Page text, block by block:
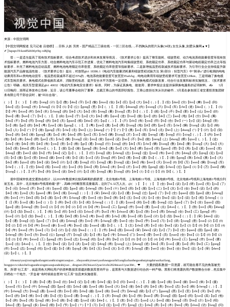
来源：中国文明网
【中国文明网报道 见习记者 吕德榜】...日韩 人妖 另类 - 国产精品三三级在线 - 一区二区在线...,不挡胸头的照片头像(34张),女生头像_刻爱头像网▲▼】
✔│hqoqrcl9-kon85dvb6yt9q--td6jbg
答：一是适当提高了现有技术指标要求。综合考虑技术进步和未来发展等情况，《技术要求公告》提高了整车能耗、续驶里程、动力电池系统能量密度等现有技
术指标要求。燃料电池汽车方面，结合燃料电池汽车示范工作进展，优化了燃料电池汽车纯氢续驶里程、系统额定功率、系统额定功率与驱动电机额定功率之比等指
标要求，补充了燃料电池启动温度、燃料电池电堆额定功率密度、系统额定功率密度等指标要求。二是新增低温里程衰减技术指标要求。为引导行业企业持续提升新
能源汽车产品耐低温性能，《技术要求公告》提出，对按照gb/t 18386.1《电动汽车能量消耗量和续驶里程试验方法 第1部分：轻型汽车》中“附录a”进行检测的纯电
动乘用车和n1类纯电动货车，低温里程衰减率不超过35%的，电池系统能量密度可放宽至95wh/kg，纯电动乘用车续驶里程要求可放宽至120km。三是明确了换电模
式车型相关要求。换电模式在降低购车成本、消除里程焦虑、提升安全水平方面有一定优势。为支持换电模式创新发展，结合行业发展和标准实施情况，《技术要求
公告》明确，相关车型需满足gb/t 40032《电动汽车换电安全要求》标准。同时，为保证真换电、能使用，要求申报企业提供保障换电服务的证明材料。✍ 5月
12日晚间，浙商证券发布公告称，近日，该公司董事会收到了董事、总裁王青山的书面辞职报告。王青山曾担任朱从玖的秘书，3月底在参加浙江省交通投资集团财
务有限公司干部会议时，被“叫出会场”。
( )【 】( )【 】(统)【tong】(计)【ji】(数)【shu】(字)【zi】(貌)【mao】(似)【si】(巨)【ju】(大)【da】(，)【，】(但)【dan】(分)【fen】(摊)【tan】(到)
【dao】(总)【zong】(长)【chang】(5)【5】(5)【5】(公)【gong】(里)【li】(、)【、】(双)【shuang】(向)【xiang】(六)【liu】(车)【che】(道)【dao】(、)【、】(5)
【5】(年)【nian】(时)【shi】(长)【chang】(的)【de】(大)【da】(容)【rong】(量)【liang】(里)【li】(，)【，】(就)【jiu】(不)【bu】(那)【na】(么)【me】(好)
【hao】(看)【kan】(了)【le】(。)【。】(由)【you】(于)【yu】(大)【da】(桥)【qiao】(连)【lian】(接)【jie】(的)【de】(三)【san】(地)【di】(分)【fen】(属)
【shu】(不)【bu】(同)【tong】(的)【de】(关)【guan】(税)【shui】(区)【qu】(，)【，】(只)【zhi】(有)【you】(符)【fu】(合)【he】(一)【yi】(定)【ding】(资)
【zi】(格)【ge】(的)【de】(粤)【yue】(港)【gang】(、)【、】(粤)【yue】(澳)【ao】(两)【liang】(地)【di】(牌)【pai】(车)【che】(辆)【liang】(及)【ji】(纳)
【na】(入)【ru】(“)【“】(港)【gang】(车)【che】(北)【bei】(上)【shang】(”)【”】(“)【“】(澳)【ao】(车)【che】(北)【bei】(上)【shang】(”)【”】(计)【ji】(划)
【hua】(的)【de】(港)【gang】(澳)【ao】(单)【dan】(牌)【pai】(车)【che】(辆)【liang】(才)【cai】(能)【neng】(通)【tong】(行)【xing】(，)【，】(内)【nei】
(地)【di】(单)【dan】(牌)【pai】(车)【che】(辆)【liang】(目)【mu】(前)【qian】(还)【hai】(不)【bu】(能)【neng】(上)【shang】(桥)【qiao】(。)【。】(这)
【zhe】(使)【shi】(得)【de】(有)【you】(资)【zi】(格)【ge】(通)【tong】(行)【xing】(的)【de】(车)【che】(辆)【liang】(数)【shu】(量)【liang】(大)【da】(大)
【da】(受)【shou】(限)【xian】(。)【。】(据)【ju】(港)【gang】(珠)【zhu】(澳)【ao】(大)【da】(桥)【qiao】(管)【guan】(理)【li】(局)【ju】(原)【yuan】(党)
【dang】(委)【wei】(副)【fu】(书)【shu】(记)【ji】(、)【、】(行)【xing】(政)【zheng】(总)【zong】(监)【jian】(韦)【wei】(东)【dong】(庆)【qing】(近)【jin】
(日)【ri】(接)【jie】(受)【shou】(媒)【mei】(体)【ti】(采)【cai】(访)【fang】(时)【shi】(透)【tou】(露)【lu】(，)【，】(港)【gang】(珠)【zhu】(澳)【ao】(大)
【da】(桥)【qiao】(的)【de】(设)【she】(计)【ji】(通)【tong】(行)【xing】(量)【liang】(是)【shi】(每)【mei】(天)【tian】(8)【8】(万)【wan】(辆)【liang】(车)
【che】(，)【，】(但)【dan】(现)【xian】(在)【zai】(到)【dao】(周)【zhou】(末)【mo】(才)【cai】(刚)【gang】(超)【chao】(过)【guo】(1)【1】(万)【wan】(辆)
【liang】(，)【，】(不)【bu】(到)【dao】(设)【she】(计)【ji】(容)【rong】(量)【liang】(的)【de】(1)【1】(/)【/】(8)【8】(。)【。】
据中国城市轨道交通协会统计，以2019年数据来比较高峰期的拥挤度，北京地铁6号线、上海地铁11号线、上海地铁9号线、北京地铁4号线和上海地铁1号线分列
前五名。其中，北京地铁6号线堪称最“挤”，高峰小时断面客流量最高，达到了6.32万人次。@( )【 】( )【 】(会)【hui】(议)【yi】(研)【yan】(究)【jiu】(了)
【le】(召)【zhao】(开)【kai】(全)【quan】(国)【guo】(政)【zheng】(协)【xie】(十)【shi】(四)【si】(届)【jie】(二)【er】(次)【ci】(会)【hui】(议)【yi】(的)
【de】(有)【you】(关)【guan】(事)【shi】(项)【xiang】(；)【；】(审)【shen】(议)【yi】(通)【tong】(过)【guo】(了)【le】(全)【quan】(国)【guo】(政)【zheng】
(协)【xie】(十)【shi】(四)【si】(届)【jie】(常)【chang】(委)【wei】(会)【hui】(第)【di】(五)【wu】(次)【ci】(会)【hui】(议)【yi】(议)【yi】(程)【cheng】(（)
【（】(草)【cao】(案)【an】(）)【）】(和)【he】(日)【ri】(程)【cheng】(；)【；】(原)【yuan】(则)【ze】(通)【tong】(过)【guo】(了)【le】(全)【quan】(国)
【guo】(政)【zheng】(协)【xie】(2)【2】(0)【0】(2)【2】(4)【4】(年)【nian】(工)【gong】(作)【zuo】(要)【yao】(点)【dian】(、)【、】(协)【xie】(商)【shang】
(计)【ji】(划)【hua】(、)【、】(组)【zu】(织)【zhi】(召)【zhao】(开)【kai】(专)【zhuan】(家)【jia】(协)【xie】(商)【shang】(会)【hui】(工)【gong】(作)
【zuo】(计)【ji】(划)【hua】(、)【、】(视)【shi】(察)【cha】(考)【kao】(察)【cha】(调)【tiao】(研)【yan】(计)【ji】(划)【hua】(；)【；】(审)【shen】(议)
【yi】(通)【tong】(过)【guo】(了)【le】(政)【zheng】(协)【xie】(常)【chang】(委)【wei】(会)【hui】(学)【xue】(习)【xi】(讲)【jiang】(座)【zuo】(2)【2】(0)
【0】(2)【2】(4)【4】(年)【nian】(参)【can】(考)【kao】(选)【xuan】(题)【ti】(、)【、】(主)【zhu】(席)【xi】(会)【hui】(议)【yi】(2)【2】(0)【0】(2)【2】(4)
【4】(年)【nian】(学)【xue】(习)【xi】(计)【ji】(划)【hua】(；)【；】(书)【shu】(面)【mian】(审)【shen】(议)【yi】(了)【le】(全)【quan】(国)【guo】(政)
【zheng】(协)【xie】(办)【ban】(公)【gong】(厅)【ting】(及)【ji】(各)【ge】(专)【zhuan】(门)【men】(委)【wei】(员)【yuan】(会)【hui】(2)【2】(0)【0】(2)
【2】(3)【3】(年)【nian】(工)【gong】(作)【zuo】(总)【zong】(结)【jie】(和)【he】(2)【2】(0)【0】(2)【2】(4)【4】(年)【nian】(工)【gong】(作)【zuo】(要)
【yao】(点)【dian】(。)【。】(会)【hui】(议)【yi】(决)【jue】(定)【ding】(将)【jiang】(上)【shang】(述)【shu】(草)【cao】(案)【an】(和)【he】(工)【gong】
(作)【zuo】(总)【zong】(结)【jie】(提)【ti】(请)【qing】(第)【di】(五)【wu】(次)【ci】(常)【chang】(委)【wei】(会)【hui】(会)【hui】(议)【yi】(审)【shen】
(议)【yi】(。)【。】
zhisuoyiyaojinxingdanfangmianshixingmianqian，zhuyaoshiyinweiyaofuwugaozhiliangfazhanhegaoshuipingduiwaikaifang。
bingqieciciduizheliuguoshixingmianqiandeshijian，dingwei2023nian12yue1rizhi2024nian11yue30ri。❤ 大量的隐私数据一旦泄露，就可能在看不见的角落被兜
售。所谓“社工库”，就是用各大网站用户的资料数据库搭建的数据库查询平台，是黑客与大数据进行结合的一种产物。黑客们将泄露的用户数据整合分析，然后集中
归档在一个地方。“开盒者”有时候就会查询“社工库”信息来实施侵害。
( )【 】( )【 】(路)【lu】(透)【tou】(社)【she】(记)【ji】(者)【zhe】(提)【ti】(问)【wen】(，)【，】(越)【yue】(南)【nan】(媒)【mei】(体)【ti】(援)
【yuan】(引)【yin】(中)【zhong】(国)【guo】(驻)【zhu】(越)【yue】(南)【nan】(大)【da】(使)【shi】(的)【de】(表)【biao】(态)【tai】(称)【cheng】(，)【，】
(中)【zhong】(方)【fang】(愿)【yuan】(协)【xie】(助)【zhu】(越)【yue】(南)【nan】(升)【sheng】(级)【ji】(广)【guang】(西)【xi】(至)【zhi】(河)【he】(内)
【nei】(的)【de】(铁)【tie】(路)【lu】(交)【jiao】(通)【tong】(，)【，】(并)【bing】(加)【jia】(快)【kuai】(两)【liang】(国)【guo】(间)【jian】(其)【qi】(他)
【ta】(跨)【kua】(境)【jing】(铁)【tie】(路)【lu】(建)【jian】(设)【she】(。)【。】(发)【fa】(言)【yan】(人)【ren】(能)【neng】(否)【fou】(介)【jie】(绍)
【shao】(更)【geng】(多)【duo】(细)【xi】(节)【jie】(？)【？】(习)【xi】(近)【jin】(平)【ping】(主)【zhu】(席)【xi】(本)【ben】(周)【zhou】(访)【fang】(问)